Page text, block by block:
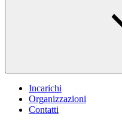
Incarichi
Organizzazioni
Contatti